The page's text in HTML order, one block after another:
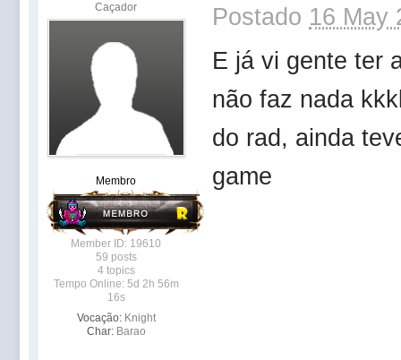
Caçador
Membro
Member ID: 19610
59 posts
4 topics
Tempo Online: 5d 2h 56m
16s
Vocação: Knight
Char: Barao
Postado 16 May
E já vi gente ter
não faz nada
do rad, ainda
game